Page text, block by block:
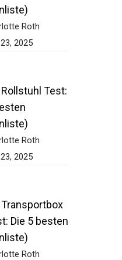
Roth
2025
Test:
Roth
2025
Die 5 besten
Roth